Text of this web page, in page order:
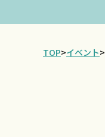
TOP>イベント>